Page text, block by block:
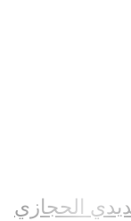
الحجازي